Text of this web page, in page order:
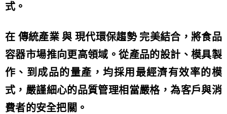
式。
在 傳統產業 與 現代環保趨勢 完美結合，將食品
容器市場推向更高領域。從產品的設計、模具製
作、到成品的量產，均採用最經濟有效率的模
式，嚴謹細心的品質管理相當嚴格，為客戶與消
費者的安全把關。